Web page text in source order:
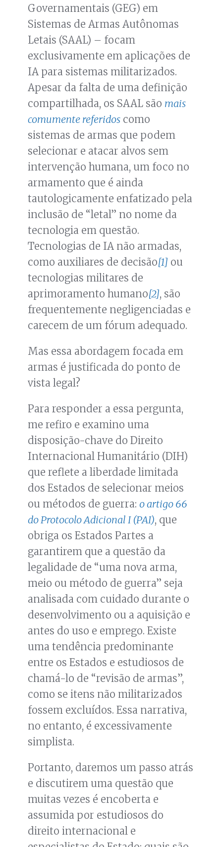
Governamentais (GEG) em
Sistemas de Armas Autônomas
Letais (SAAL) – focam
exclusivamente em aplicações de
IA para sistemas militarizados.
Apesar da falta de uma definição
compartilhada, os SAAL são mais
comumente referidos como
sistemas de armas que podem
selecionar e atacar alvos sem
intervenção humana, um foco no
armamento que é ainda
tautologicamente enfatizado pela
inclusão de “letal” no nome da
tecnologia em questão.
Tecnologias de IA não armadas,
como auxiliares de decisão[1] ou
tecnologias militares de
aprimoramento humano[2], são
frequentemente negligenciadas e
carecem de um fórum adequado.
Mas essa abordagem focada em
armas é justificada do ponto de
vista legal?
Para responder a essa pergunta,
me refiro e examino uma
disposição-chave do Direito
Internacional Humanitário (DIH)
que reflete a liberdade limitada
dos Estados de selecionar meios
ou métodos de guerra: o artigo 66
do Protocolo Adicional I (PAI), que
obriga os Estados Partes a
garantirem que a questão da
legalidade de “uma nova arma,
meio ou método de guerra” seja
analisada com cuidado durante o
desenvolvimento ou a aquisição e
antes do uso e emprego. Existe
uma tendência predominante
entre os Estados e estudiosos de
chamá-lo de “revisão de armas”,
como se itens não militarizados
fossem excluídos. Essa narrativa,
no entanto, é excessivamente
simplista.
Portanto, daremos um passo atrás
e discutirem uma questão que
muitas vezes é encoberta e
assumida por estudiosos do
direito internacional e